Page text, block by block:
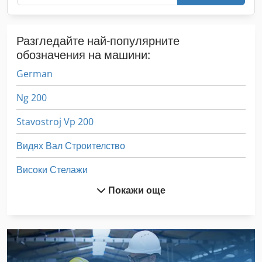
Разгледайте най-популярните
обозначения на машини:
German
Ng 200
Stavostroj Vp 200
Видях Вал Строителство
Високи Стелажи
Вмъкване На Машина
Дървен Струг С Инструменти И Аксесоари
Покажи още